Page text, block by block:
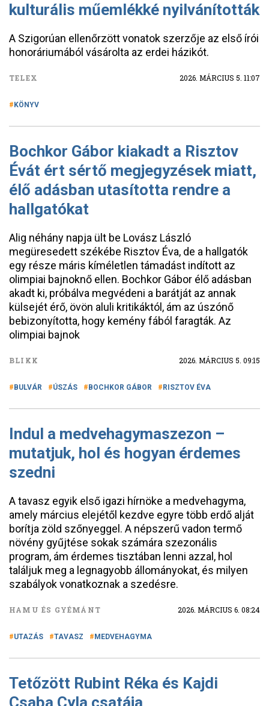
kulturális műemlékké nyilvánították
A Szigorúan ellenőrzött vonatok szerzője az első írói
honoráriumából vásárolta az erdei házikót.
TELEX 2026. MÁRCIUS 5. 11:07
KÖNYV
Bochkor Gábor kiakadt a Risztov
Évát ért sértő megjegyzések miatt,
élő adásban utasította rendre a
hallgatókat
Alig néhány napja ült be Lovász László
megüresedett székébe Risztov Éva, de a hallgatók
egy része máris kíméletlen támadást indított az
olimpiai bajnoknő ellen. Bochkor Gábor élő adásban
akadt ki, próbálva megvédeni a barátját az annak
külsejét érő, övön aluli kritikáktól, ám az úszónő
bebizonyította, hogy kemény fából faragták. Az
olimpiai bajnok
BLIKK 2026. MÁRCIUS 5. 09:15
BULVÁR ÚSZÁS BOCHKOR GÁBOR RISZTOV ÉVA
Indul a medvehagymaszezon –
mutatjuk, hol és hogyan érdemes
szedni
A tavasz egyik első igazi hírnöke a medvehagyma,
amely március elejétől kezdve egyre több erdő alját
borítja zöld szőnyeggel. A népszerű vadon termő
növény gyűjtése sokak számára szezonális
program, ám érdemes tisztában lenni azzal, hol
találjuk meg a legnagyobb állományokat, és milyen
szabályok vonatkoznak a szedésre.
HAMU ÉS GYÉMÁNT 2026. MÁRCIUS 6. 08:24
UTAZÁS TAVASZ MEDVEHAGYMA
Tetőzött Rubint Réka és Kajdi
Csaba Cyla csatája